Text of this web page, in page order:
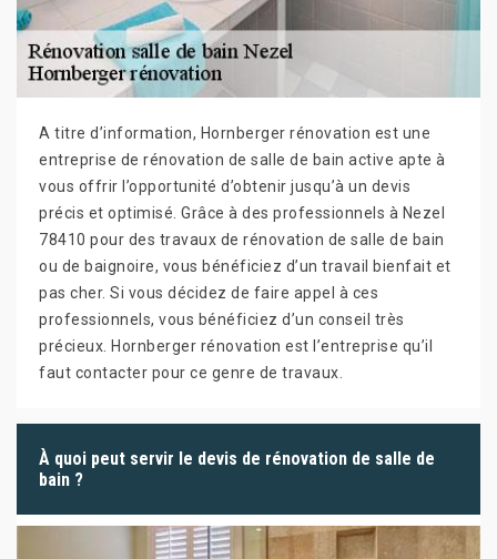
A titre d’information, Hornberger rénovation est une
entreprise de rénovation de salle de bain active apte à
vous offrir l’opportunité d’obtenir jusqu’à un devis
précis et optimisé. Grâce à des professionnels à Nezel
78410 pour des travaux de rénovation de salle de bain
ou de baignoire, vous bénéficiez d’un travail bienfait et
pas cher. Si vous décidez de faire appel à ces
professionnels, vous bénéficiez d’un conseil très
précieux. Hornberger rénovation est l’entreprise qu’il
faut contacter pour ce genre de travaux.
À quoi peut servir le devis de rénovation de salle de
bain ?